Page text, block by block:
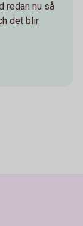
redan nu så
det blir